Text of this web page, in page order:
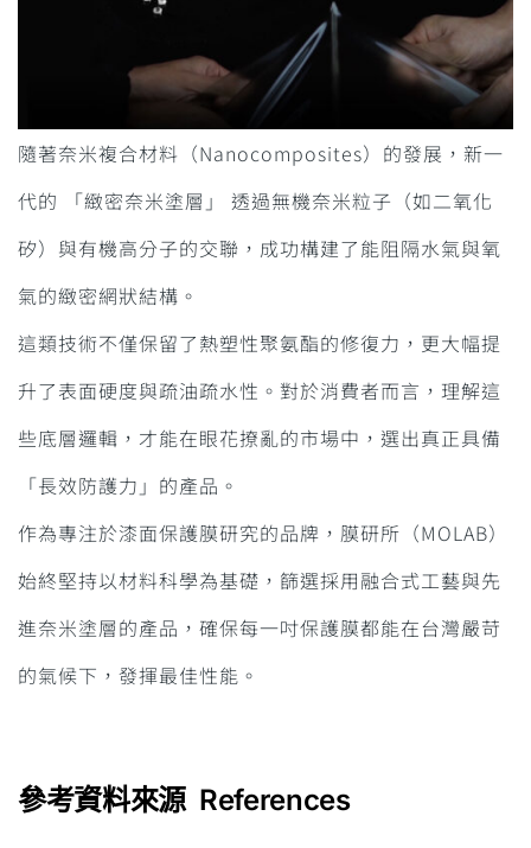
隨著奈米複合材料（Nanocomposites）的發展，新一
代的 「緻密奈米塗層」 透過無機奈米粒子（如二氧化
矽）與有機高分子的交聯，成功構建了能阻隔水氣與氧
氣的緻密網狀結構。
這類技術不僅保留了熱塑性聚氨酯的修復力，更大幅提
升了表面硬度與疏油疏水性。對於消費者而言，理解這
些底層邏輯，才能在眼花撩亂的市場中，選出真正具備
「長效防護力」的產品。
作為專注於漆面保護膜研究的品牌，膜研所（MOLAB）
始終堅持以材料科學為基礎，篩選採用融合式工藝與先
進奈米塗層的產品，確保每一吋保護膜都能在台灣嚴苛
的氣候下，發揮最佳性能。
參考資料來源 References